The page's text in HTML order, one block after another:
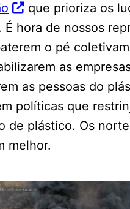
que prioriza os
É hora de nossos
o pé
as
as pessoas do
políticas que
de plástico. Os
melhor.